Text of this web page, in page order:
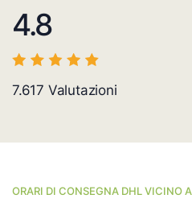
4.8
7.617 Valutazioni
ORARI DI CONSEGNA DHL VICINO